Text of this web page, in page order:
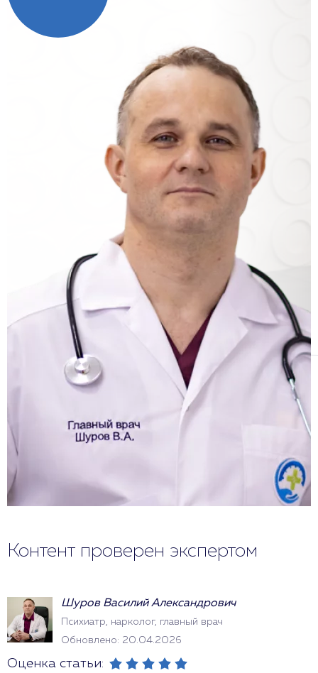
Контент проверен экспертом
Шуров Василий Александрович
Психиатр, нарколог, главный врач
Обновлено: 20.04.2026
Оценка статьи: